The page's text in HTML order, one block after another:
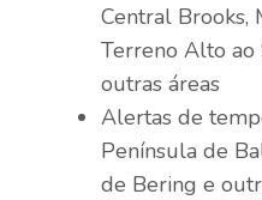
Central Brooks,
Terreno Alto ao
outras áreas
Alertas de
Península de
de Bering e